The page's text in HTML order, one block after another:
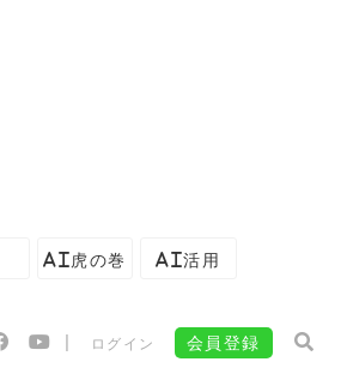
AI虎の巻 AI活用
ログイン 会員登録